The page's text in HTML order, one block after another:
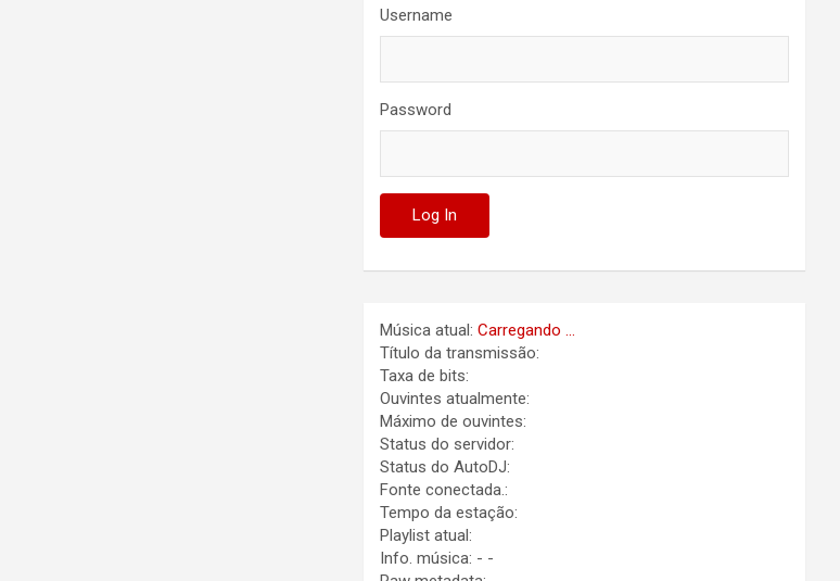
Username
Password
Música atual:Carregando ...
Título da transmissão:
Taxa de bits:
Ouvintes atualmente:
Máximo de ouvintes:
Status do servidor:
Status do AutoDJ:
Fonte conectada.:
Tempo da estação:
Playlist atual:
Info. música: - -